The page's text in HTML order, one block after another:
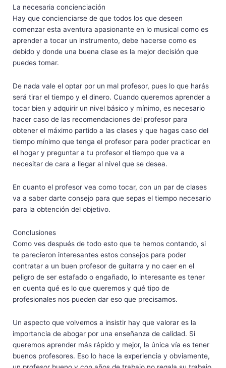
La necesaria concienciación
Hay que concienciarse de que todos los que deseen
comenzar esta aventura apasionante en lo musical como es
aprender a tocar un instrumento, debe hacerse como es
debido y donde una buena clase es la mejor decisión que
puedes tomar.
De nada vale el optar por un mal profesor, pues lo que harás
será tirar el tiempo y el dinero. Cuando queremos aprender a
tocar bien y adquirir un nivel básico y mínimo, es necesario
hacer caso de las recomendaciones del profesor para
obtener el máximo partido a las clases y que hagas caso del
tiempo mínimo que tenga el profesor para poder practicar en
el hogar y preguntar a tu profesor el tiempo que va a
necesitar de cara a llegar al nivel que se desea.
En cuanto el profesor vea como tocar, con un par de clases
va a saber darte consejo para que sepas el tiempo necesario
para la obtención del objetivo.
Conclusiones
Como ves después de todo esto que te hemos contando, si
te parecieron interesantes estos consejos para poder
contratar a un buen profesor de guitarra y no caer en el
peligro de ser estafado o engañado, lo interesante es tener
en cuenta qué es lo que queremos y qué tipo de
profesionales nos pueden dar eso que precisamos.
Un aspecto que volvemos a insistir hay que valorar es la
importancia de abogar por una enseñanza de calidad. Si
queremos aprender más rápido y mejor, la única vía es tener
buenos profesores. Eso lo hace la experiencia y obviamente,